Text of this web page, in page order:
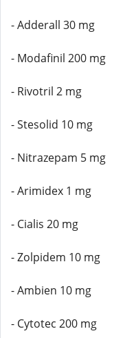
- Adderall 30 mg
- Modafinil 200 mg
- Rivotril 2 mg
- Stesolid 10 mg
- Nitrazepam 5 mg
- Arimidex 1 mg
- Cialis 20 mg
- Zolpidem 10 mg
- Ambien 10 mg
- Cytotec 200 mg